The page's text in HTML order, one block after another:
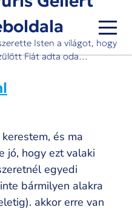
Isten a világot, hogy
Fiát adta oda…
és ma
jó, hogy ezt valaki
egyedi
bármilyen alakra
akkor erre van